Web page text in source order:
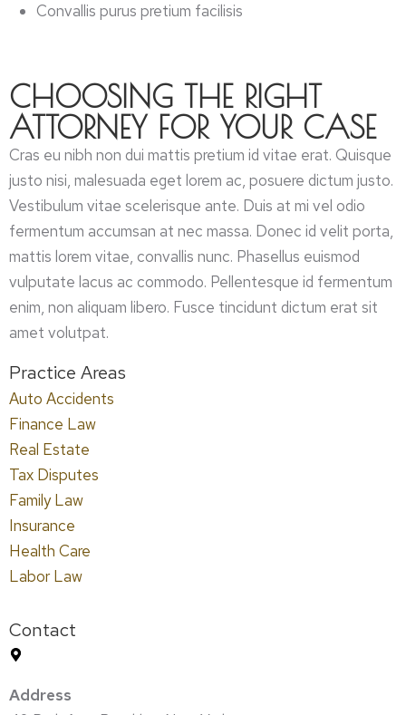
Convallis purus pretium facilisis
CHOOSING THE RIGHT
ATTORNEY FOR YOUR CASE
Cras eu nibh non dui mattis pretium id vitae erat. Quisque
justo nisi, malesuada eget lorem ac, posuere dictum justo.
Vestibulum vitae scelerisque ante. Duis at mi vel odio
fermentum accumsan at nec massa. Donec id velit porta,
mattis lorem vitae, convallis nunc. Phasellus euismod
vulputate lacus ac commodo. Pellentesque id fermentum
enim, non aliquam libero. Fusce tincidunt dictum erat sit
amet volutpat.
Practice Areas
Auto Accidents
Finance Law
Real Estate
Tax Disputes
Family Law
Insurance
Health Care
Labor Law
Contact
Address